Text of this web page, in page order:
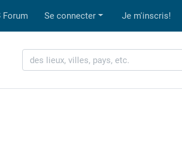
Forum Se connecter Je m'inscris!